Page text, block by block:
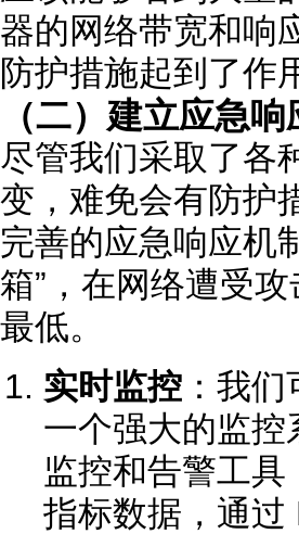
器的网络带宽和响
防护措施起到了作
（二）建立应急响
尽管我们采取了各
变，难免会有防护
完善的应急响应机
箱”，在网络遭受
最低。
实时监控 ：我
一个强大的监
监控和告警工
指标数据，通过